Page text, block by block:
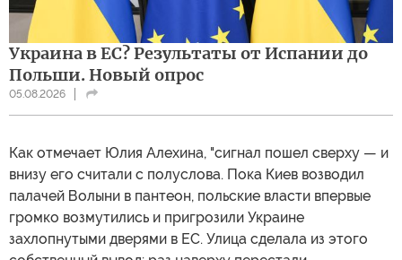
Украина в ЕС? Результаты от Испании до
Польши. Новый опрос
05.08.2026
Как отмечает Юлия Алехина, "сигнал пошел сверху — и
внизу его считали с полуслова. Пока Киев возводил
палачей Волыни в пантеон, польские власти впервые
громко возмутились и пригрозили Украине
захлопнутыми дверями в ЕС. Улица сделала из этого